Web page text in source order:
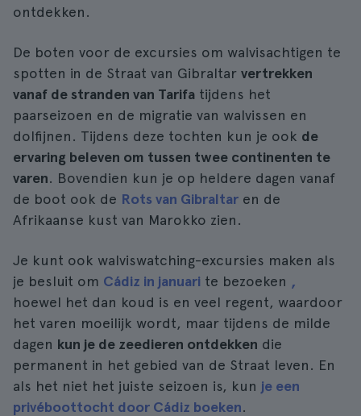
ontdekken.
De boten voor de excursies om walvisachtigen te
spotten in de Straat van Gibraltar vertrekken
vanaf de stranden van Tarifa tijdens het
paarseizoen en de migratie van walvissen en
dolfijnen. Tijdens deze tochten kun je ook de
ervaring beleven om tussen twee continenten te
varen. Bovendien kun je op heldere dagen vanaf
de boot ook de Rots van Gibraltar en de
Afrikaanse kust van Marokko zien.
Je kunt ook walviswatching-excursies maken als
je besluit om Cádiz in januari te bezoeken ,
hoewel het dan koud is en veel regent, waardoor
het varen moeilijk wordt, maar tijdens de milde
dagen kun je de zeedieren ontdekken die
permanent in het gebied van de Straat leven. En
als het niet het juiste seizoen is, kun je een
privéboottocht door Cádiz boeken.